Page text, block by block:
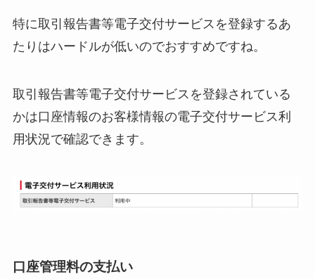
特に取引報告書等電子交付サービスを登録するあ
たりはハードルが低いのでおすすめですね。
取引報告書等電子交付サービスを登録されている
かは口座情報のお客様情報の電子交付サービス利
用状況で確認できます。
口座管理料の支払い